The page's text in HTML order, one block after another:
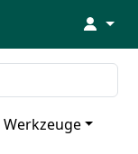
↓
Werkzeuge